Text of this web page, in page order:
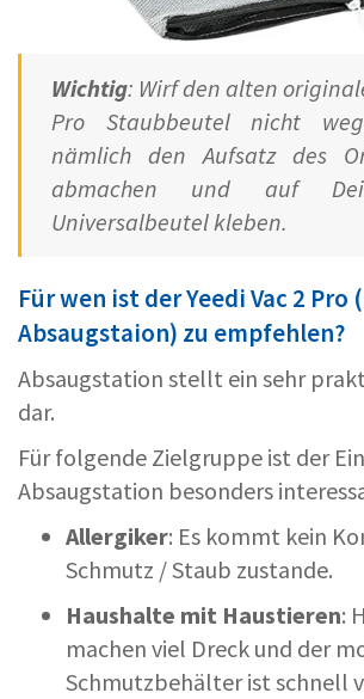
Wichtig: Wirf den alten
Pro Staubbeutel nicht
nämlich den Aufsatz des
abmachen und auf
Universalbeutel kleben.
Für wen ist der Yeedi Vac 2 Pro
Absaugstaion) zu empfehlen?
Absaugstation stellt ein sehr
dar.
Für folgende Zielgruppe ist der
Absaugstation besonders
Allergiker: Es kommt kein
Schmutz / Staub zustande.
Haushalte mit Haustieren:
machen viel Dreck und der
Schmutzbehälter ist schnell